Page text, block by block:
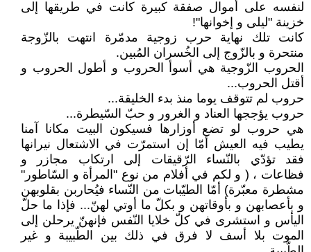
لنفسه على أموال صفقة كبيرة كانت في طريقها إلى
خزينة ʺليلى و إخوانهاʺ!
كانت تلك نهاية حرب زوجية مدمّرة انتهت بالزّوجة
منتحرة و بالزّوج إلى الخُسران المُبين.
الحروب الزّوجية هي أسوأ الحروب و أطول الحروب و
أقتل الحروب...
حروب لم تتوقف يوما منذ بدء الخليقة...
حروب يؤججها العناد و الغرور و حبّ السّيطرة...
هي حروب لو تضع أوزارها فسيكون البيت مكانا آمنا
يطيب فيه العيش أمّا إن استمرّت في الاشتعال نيرانها
فقد تؤدّي بالنّساء الرّقيقات إلى ارتكاب مجازر و
فظاعات ، ( و لكم في أفلام من نوع ʺالمرأة و السّاطورʺ
مشطرة معبّرة) أمّا الطيّبات من النّساء فيُحاربن بقلوبهن
و بأعصابهن و بأوقاتهن و بكلّ ما أوتي لهنّ... فإذا ما حلّ
اليأس و استشرى في كلّ خلايا النّفس فإنهنّ يرحلن إلى
الموت بلا أسف لا فرق في ذلك بين الطّبيبة و غير